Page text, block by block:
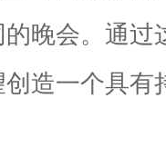
晚会。通过
造一个具有